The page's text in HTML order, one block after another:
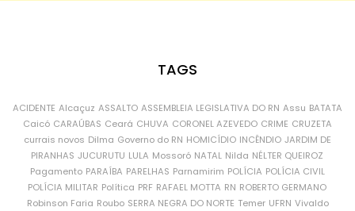
TAGS
ACIDENTE Alcaçuz ASSALTO ASSEMBLEIA LEGISLATIVA DO RN Assu BATATA
Caicó CARAÚBAS Ceará CHUVA CORONEL AZEVEDO CRIME CRUZETA
currais novos Dilma Governo do RN HOMICÍDIO INCÊNDIO JARDIM DE
PIRANHAS JUCURUTU LULA Mossoró NATAL Nilda NÉLTER QUEIROZ
Pagamento PARAÍBA PARELHAS Parnamirim POLÍCIA POLÍCIA CIVIL
POLÍCIA MILITAR Política PRF RAFAEL MOTTA RN ROBERTO GERMANO
Robinson Faria Roubo SERRA NEGRA DO NORTE Temer UFRN Vivaldo